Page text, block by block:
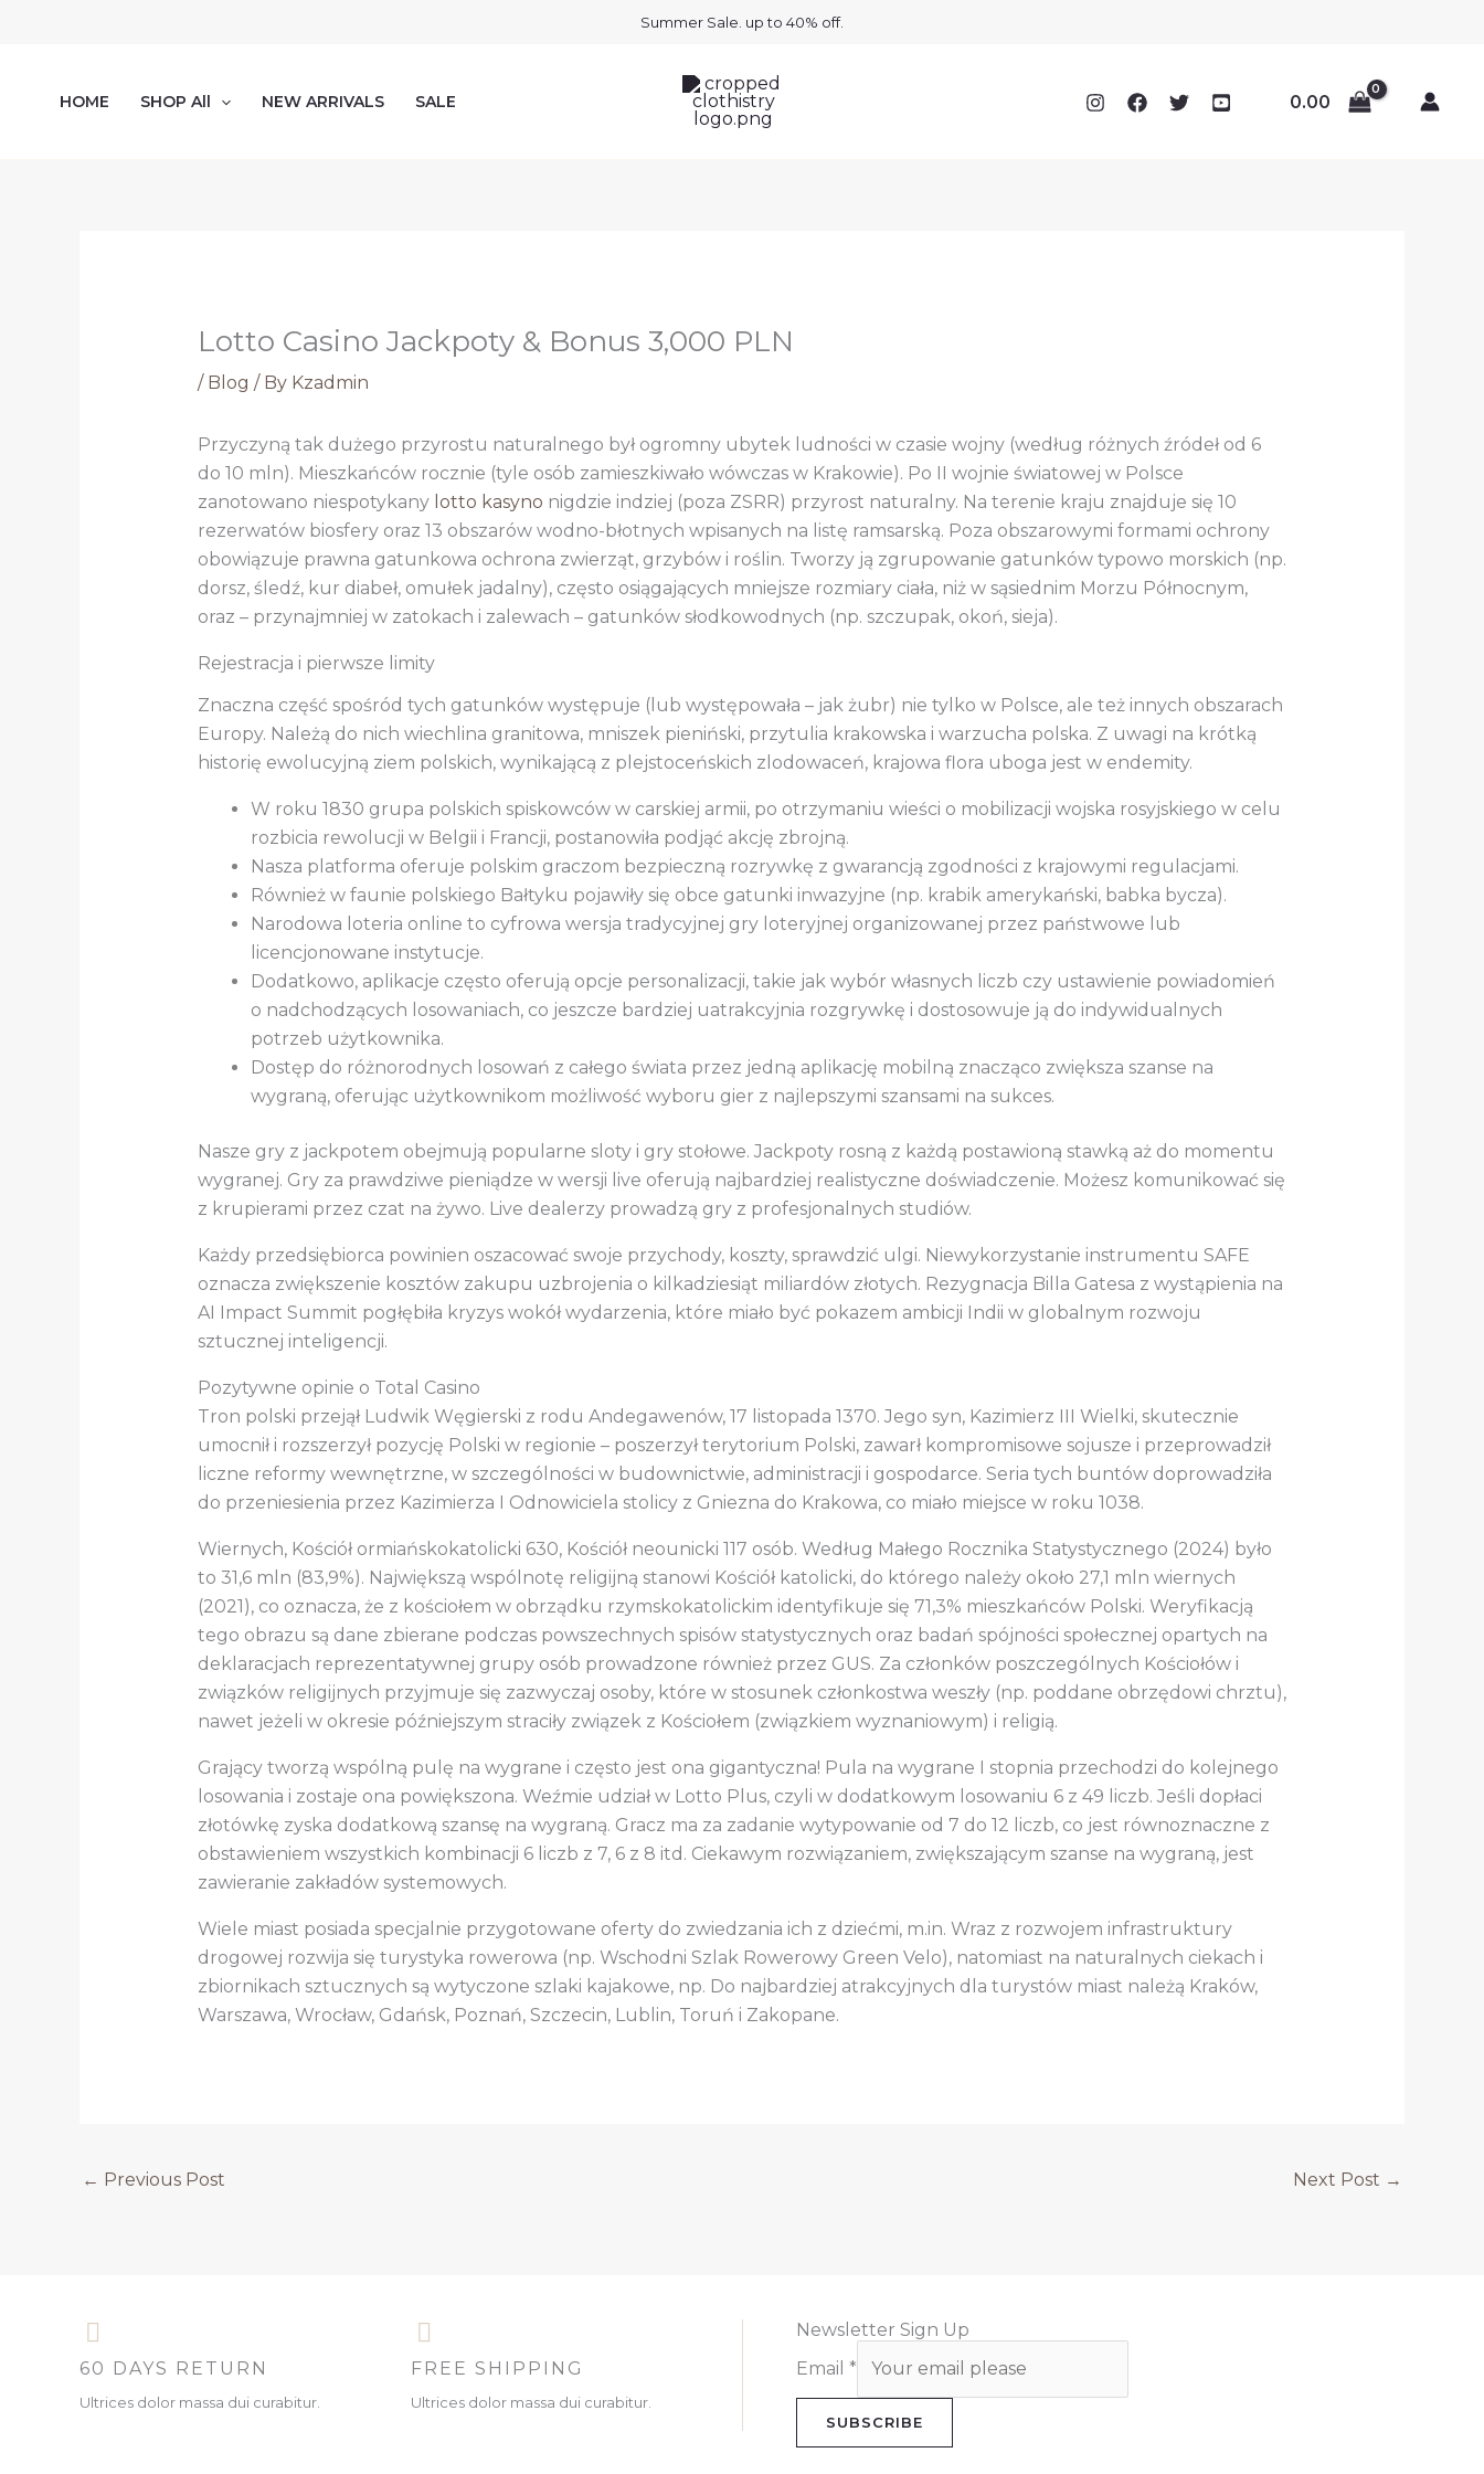
Summer Sale. up to 40% off.
HOME SHOP All NEW ARRIVALS SALE 0.00
Lotto Casino Jackpoty & Bonus 3,000 PLN
/ Blog / By Kzadmin
Przyczyną tak dużego przyrostu naturalnego był ogromny ubytek ludności w czasie wojny (według różnych źródeł od 6
do 10 mln). Mieszkańców rocznie (tyle osób zamieszkiwało wówczas w Krakowie). Po II wojnie światowej w Polsce
zanotowano niespotykany lotto kasyno nigdzie indziej (poza ZSRR) przyrost naturalny. Na terenie kraju znajduje się 10
rezerwatów biosfery oraz 13 obszarów wodno-błotnych wpisanych na listę ramsarską. Poza obszarowymi formami ochrony
obowiązuje prawna gatunkowa ochrona zwierząt, grzybów i roślin. Tworzy ją zgrupowanie gatunków typowo morskich (np.
dorsz, śledź, kur diabeł, omułek jadalny), często osiągających mniejsze rozmiary ciała, niż w sąsiednim Morzu Północnym,
oraz – przynajmniej w zatokach i zalewach – gatunków słodkowodnych (np. szczupak, okoń, sieja).
Rejestracja i pierwsze limity
Znaczna część spośród tych gatunków występuje (lub występowała – jak żubr) nie tylko w Polsce, ale też innych obszarach
Europy. Należą do nich wiechlina granitowa, mniszek pieniński, przytulia krakowska i warzucha polska. Z uwagi na krótką
historię ewolucyjną ziem polskich, wynikającą z plejstoceńskich zlodowaceń, krajowa flora uboga jest w endemity.
W roku 1830 grupa polskich spiskowców w carskiej armii, po otrzymaniu wieści o mobilizacji wojska rosyjskiego w celu
rozbicia rewolucji w Belgii i Francji, postanowiła podjąć akcję zbrojną.
Nasza platforma oferuje polskim graczom bezpieczną rozrywkę z gwarancją zgodności z krajowymi regulacjami.
Również w faunie polskiego Bałtyku pojawiły się obce gatunki inwazyjne (np. krabik amerykański, babka bycza).
Narodowa loteria online to cyfrowa wersja tradycyjnej gry loteryjnej organizowanej przez państwowe lub
licencjonowane instytucje.
Dodatkowo, aplikacje często oferują opcje personalizacji, takie jak wybór własnych liczb czy ustawienie powiadomień
o nadchodzących losowaniach, co jeszcze bardziej uatrakcyjnia rozgrywkę i dostosowuje ją do indywidualnych
potrzeb użytkownika.
Dostęp do różnorodnych losowań z całego świata przez jedną aplikację mobilną znacząco zwiększa szanse na
wygraną, oferując użytkownikom możliwość wyboru gier z najlepszymi szansami na sukces.
Nasze gry z jackpotem obejmują popularne sloty i gry stołowe. Jackpoty rosną z każdą postawioną stawką aż do momentu
wygranej. Gry za prawdziwe pieniądze w wersji live oferują najbardziej realistyczne doświadczenie. Możesz komunikować się
z krupierami przez czat na żywo. Live dealerzy prowadzą gry z profesjonalnych studiów.
Każdy przedsiębiorca powinien oszacować swoje przychody, koszty, sprawdzić ulgi. Niewykorzystanie instrumentu SAFE
oznacza zwiększenie kosztów zakupu uzbrojenia o kilkadziesiąt miliardów złotych. Rezygnacja Billa Gatesa z wystąpienia na
AI Impact Summit pogłębiła kryzys wokół wydarzenia, które miało być pokazem ambicji Indii w globalnym rozwoju
sztucznej inteligencji.
Pozytywne opinie o Total Casino
Tron polski przejął Ludwik Węgierski z rodu Andegawenów, 17 listopada 1370. Jego syn, Kazimierz III Wielki, skutecznie
umocnił i rozszerzył pozycję Polski w regionie – poszerzył terytorium Polski, zawarł kompromisowe sojusze i przeprowadził
liczne reformy wewnętrzne, w szczególności w budownictwie, administracji i gospodarce. Seria tych buntów doprowadziła
do przeniesienia przez Kazimierza I Odnowiciela stolicy z Gniezna do Krakowa, co miało miejsce w roku 1038.
Wiernych, Kościół ormiańskokatolicki 630, Kościół neounicki 117 osób. Według Małego Rocznika Statystycznego (2024) było
to 31,6 mln (83,9%). Największą wspólnotę religijną stanowi Kościół katolicki, do którego należy około 27,1 mln wiernych
(2021), co oznacza, że z kościołem w obrządku rzymskokatolickim identyfikuje się 71,3% mieszkańców Polski. Weryfikacją
tego obrazu są dane zbierane podczas powszechnych spisów statystycznych oraz badań spójności społecznej opartych na
deklaracjach reprezentatywnej grupy osób prowadzone również przez GUS. Za członków poszczególnych Kościołów i
związków religijnych przyjmuje się zazwyczaj osoby, które w stosunek członkostwa weszły (np. poddane obrzędowi chrztu),
nawet jeżeli w okresie późniejszym straciły związek z Kościołem (związkiem wyznaniowym) i religią.
Grający tworzą wspólną pulę na wygrane i często jest ona gigantyczna! Pula na wygrane I stopnia przechodzi do kolejnego
losowania i zostaje ona powiększona. Weźmie udział w Lotto Plus, czyli w dodatkowym losowaniu 6 z 49 liczb. Jeśli dopłaci
złotówkę zyska dodatkową szansę na wygraną. Gracz ma za zadanie wytypowanie od 7 do 12 liczb, co jest równoznaczne z
obstawieniem wszystkich kombinacji 6 liczb z 7, 6 z 8 itd. Ciekawym rozwiązaniem, zwiększającym szanse na wygraną, jest
zawieranie zakładów systemowych.
Wiele miast posiada specjalnie przygotowane oferty do zwiedzania ich z dziećmi, m.in. Wraz z rozwojem infrastruktury
drogowej rozwija się turystyka rowerowa (np. Wschodni Szlak Rowerowy Green Velo), natomiast na naturalnych ciekach i
zbiornikach sztucznych są wytyczone szlaki kajakowe, np. Do najbardziej atrakcyjnych dla turystów miast należą Kraków,
Warszawa, Wrocław, Gdańsk, Poznań, Szczecin, Lublin, Toruń i Zakopane.
← Previous Post Next Post →
60 DAYS RETURN
Ultrices dolor massa dui curabitur.
FREE SHIPPING
Ultrices dolor massa dui curabitur.
Newsletter Sign Up
Email *
SUBSCRIBE